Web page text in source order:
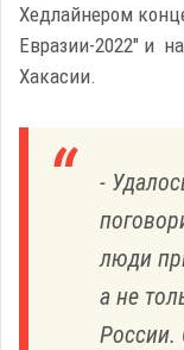
Хедлайнером
Евразии-2022" и
Хакасии.
-
люди
а не
России.